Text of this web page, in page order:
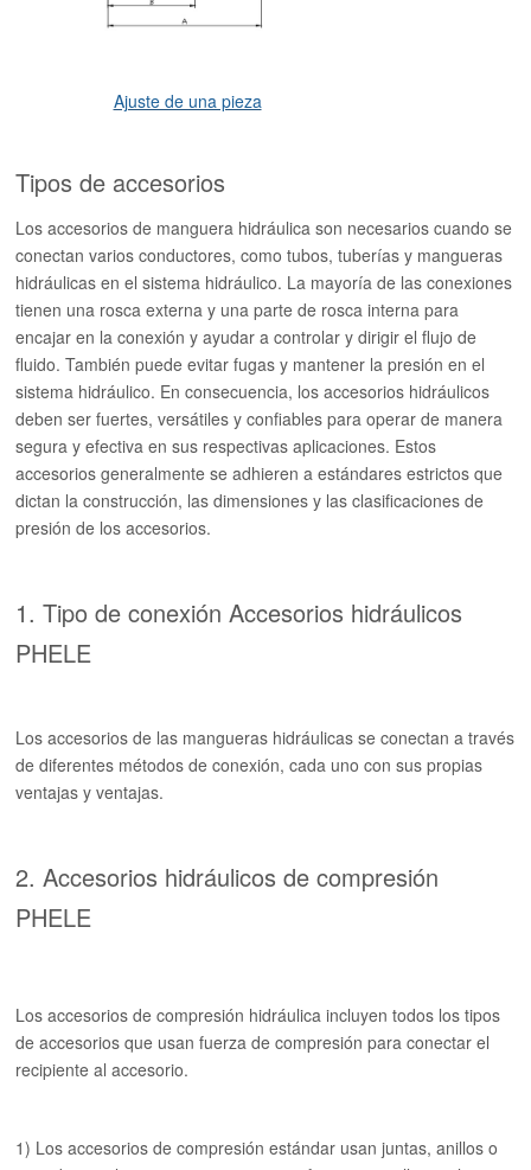
Ajuste de una pieza
Tipos de accesorios
Los accesorios de manguera hidráulica son necesarios cuando se
conectan varios conductores, como tubos, tuberías y mangueras
hidráulicas en el sistema hidráulico. La mayoría de las conexiones
tienen una rosca externa y una parte de rosca interna para
encajar en la conexión y ayudar a controlar y dirigir el flujo de
fluido. También puede evitar fugas y mantener la presión en el
sistema hidráulico. En consecuencia, los accesorios hidráulicos
deben ser fuertes, versátiles y confiables para operar de manera
segura y efectiva en sus respectivas aplicaciones. Estos
accesorios generalmente se adhieren a estándares estrictos que
dictan la construcción, las dimensiones y las clasificaciones de
presión de los accesorios.
1. Tipo de conexión Accesorios hidráulicos
PHELE
Los accesorios de las mangueras hidráulicas se conectan a través
de diferentes métodos de conexión, cada uno con sus propias
ventajas y ventajas.
2. Accesorios hidráulicos de compresión
PHELE
Los accesorios de compresión hidráulica incluyen todos los tipos
de accesorios que usan fuerza de compresión para conectar el
recipiente al accesorio.
1) Los accesorios de compresión estándar usan juntas, anillos o